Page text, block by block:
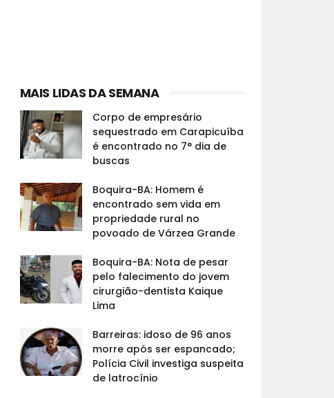
MAIS LIDAS DA SEMANA
Corpo de empresário
sequestrado em Carapicuíba
é encontrado no 7° dia de
buscas
Boquira-BA: Homem é
encontrado sem vida em
propriedade rural no
povoado de Várzea Grande
Boquira-BA: Nota de pesar
pelo falecimento do jovem
cirurgião-dentista Kaique
Lima
Barreiras: idoso de 96 anos
morre após ser espancado;
Polícia Civil investiga suspeita
de latrocínio